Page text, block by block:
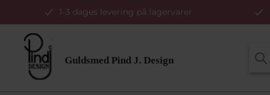
1-3 dages levering på lagervarer